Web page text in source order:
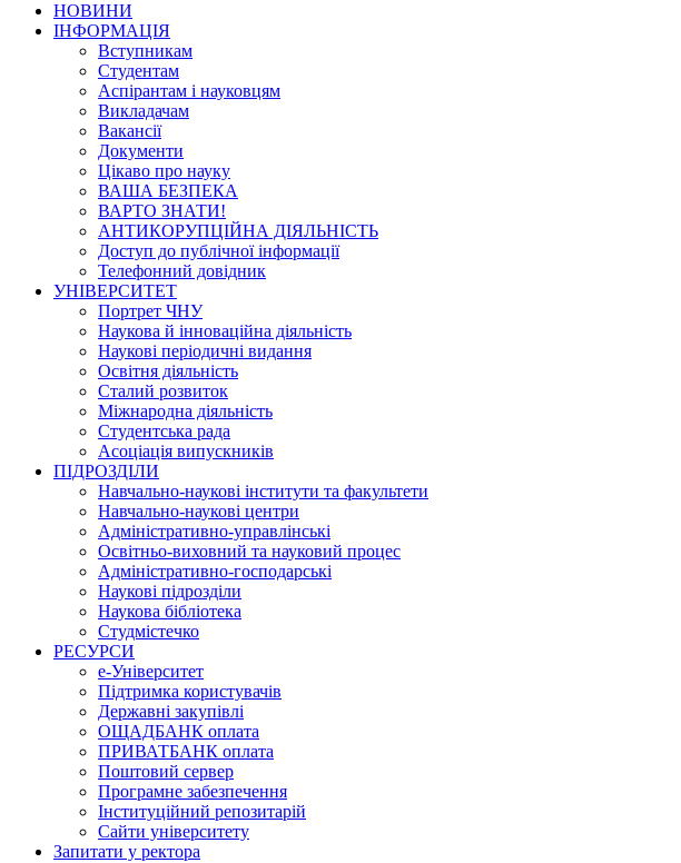
НОВИНИ
ІНФОРМАЦІЯ
Вступникам
Студентам
Аспірантам і науковцям
Викладачам
Вакансії
Документи
Цікаво про науку
ВАША БЕЗПЕКА
ВАРТО ЗНАТИ!
АНТИКОРУПЦІЙНА ДІЯЛЬНІСТЬ
Доступ до публічної інформації
Телефонний довідник
УНІВЕРСИТЕТ
Портрет ЧНУ
Наукова й інноваційна діяльність
Наукові періодичні видання
Освітня діяльність
Сталий розвиток
Міжнародна діяльність
Студентська рада
Асоціація випускників
ПІДРОЗДІЛИ
Навчально-наукові інститути та факультети
Навчально-наукові центри
Адміністративно-управлінські
Освітньо-виховний та науковий процес
Адміністративно-господарські
Наукові підрозділи
Наукова бібліотека
Студмістечко
РЕСУРСИ
е-Університет
Підтримка користувачів
Державні закупівлі
ОЩАДБАНК оплата
ПРИВАТБАНК оплата
Поштовий сервер
Програмне забезпечення
Інституційний репозитарій
Сайти університету
Запитати у ректора